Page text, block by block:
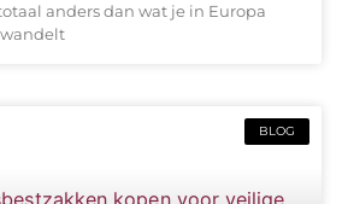
anders dan wat je in Europa
BLOG